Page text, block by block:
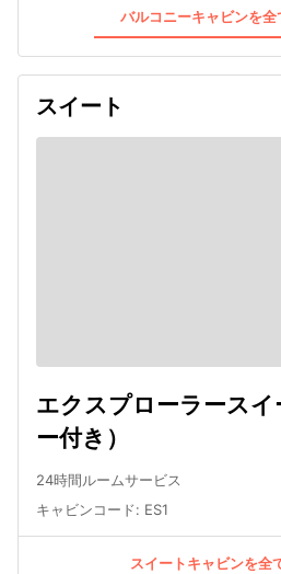
バルコニーキャビンを全
スイート
エクスプローラース
ー付き）
24時間ルームサービス
キャビンコード: ES1
スイートキャビンを全